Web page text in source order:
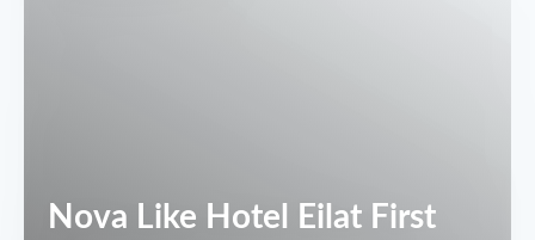
Nova Like Hotel Eilat First